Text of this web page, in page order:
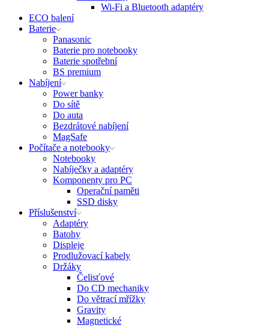
Wi-Fi a Bluetooth adaptéry
ECO balení
Baterie
Panasonic
Baterie pro notebooky
Baterie spotřební
BS premium
Nabíjení
Power banky
Do sítě
Do auta
Bezdrátové nabíjení
MagSafe
Počítače a notebooky
Notebooky
Nabíječky a adaptéry
Komponenty pro PC
Operační paměti
SSD disky
Příslušenství
Adaptéry
Batohy
Displeje
Prodlužovací kabely
Držáky
Čelisťové
Do CD mechaniky
Do větrací mřížky
Gravity
Magnetické